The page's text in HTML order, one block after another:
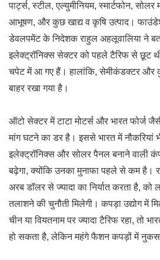
पार्ट्स, स्टील, एल्युमीनियम, स्मार्टफोन,
आभूषण, और कुछ खाद्य व कृषि उत्पाद।
डेवलपमेंट के निदेशक राहुल अहलूवालिया ने
इलेक्ट्रॉनिक्स सेक्टर को पहले टैरिफ से छूट
चपेट में आ गए हैं। हालांकि, सेमीकंडक्टर और
बाहर रखा गया है।
ऑटो सेक्टर में टाटा मोटर्स और भारत फोर्ज
मांग घटने का डर है। इससे भारत में नौकरियां
इलेक्ट्रॉनिक्स और सोलर पैनल बनाने वाली
बढ़ेगा, क्योंकि उनका मुनाफा पहले से कम है।
अरब डॉलर से ज्यादा का निर्यात करता है, को
तलाशने की चुनौती मिलेगी। कपड़ा उद्योग में
चीन या वियतनाम पर ज्यादा टैरिफ रहा, तो
हो सकता है, लेकिन महंगे फैशन कपड़ों में